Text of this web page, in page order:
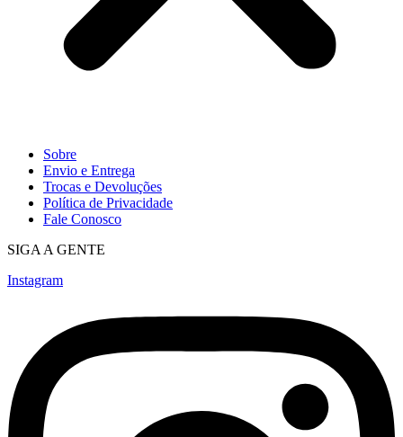
Sobre
Envio e Entrega
Trocas e Devoluções
Política de Privacidade
Fale Conosco
SIGA A GENTE
Instagram